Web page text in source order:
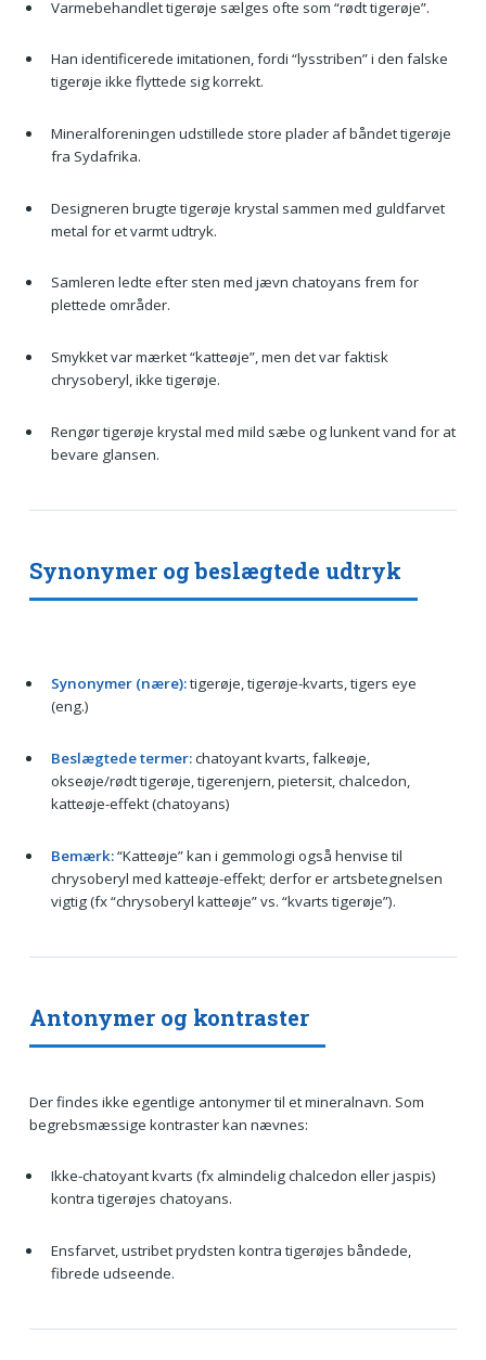
Varmebehandlet tigerøje sælges ofte som “rødt tigerøje”.
Han identificerede imitationen, fordi “lysstriben” i den falske
tigerøje ikke flyttede sig korrekt.
Mineralforeningen udstillede store plader af båndet tigerøje
fra Sydafrika.
Designeren brugte tigerøje krystal sammen med guldfarvet
metal for et varmt udtryk.
Samleren ledte efter sten med jævn chatoyans frem for
plettede områder.
Smykket var mærket “katteøje”, men det var faktisk
chrysoberyl, ikke tigerøje.
Rengør tigerøje krystal med mild sæbe og lunkent vand for at
bevare glansen.
Synonymer og beslægtede udtryk
Synonymer (nære):tigerøje, tigerøje-kvarts, tigers eye
(eng.)
Beslægtede termer:chatoyant kvarts, falkeøje,
okseøje/rødt tigerøje, tigerenjern, pietersit, chalcedon,
katteøje-effekt (chatoyans)
Bemærk:“Katteøje” kan i gemmologi også henvise til
chrysoberyl med katteøje-effekt; derfor er artsbetegnelsen
vigtig (fx “chrysoberyl katteøje” vs. “kvarts tigerøje”).
Antonymer og kontraster
Der findes ikke egentlige antonymer til et mineralnavn. Som
begrebsmæssige kontraster kan nævnes:
Ikke-chatoyant kvarts (fx almindelig chalcedon eller jaspis)
kontra tigerøjes chatoyans.
Ensfarvet, ustribet prydsten kontra tigerøjes båndede,
fibrede udseende.